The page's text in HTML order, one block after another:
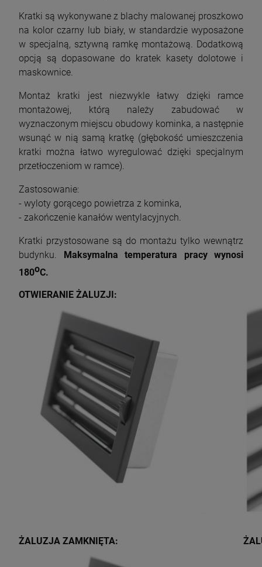
Kratki są wykonywane z blachy malowanej proszkowo
na kolor czarny lub biały, w standardzie wyposażone
w specjalną, sztywną ramkę montażową. Dodatkową
opcją są dopasowane do kratek kasety dolotowe i
maskownice.
Montaż kratki jest niezwykle łatwy dzięki ramce
montażowej, którą należy zabudować w
wyznaczonym miejscu obudowy kominka, a następnie
wsunąć w nią samą kratkę (głębokość umieszczenia
kratki można łatwo wyregulować dzięki specjalnym
przetłoczeniom w ramce).
Zastosowanie:
- wyloty gorącego powietrza z kominka,
- zakończenie kanałów wentylacyjnych.
Kratki przystosowane są do montażu tylko wewnątrz
budynku.
Maksymalna temperatura pracy wynosi
180oC.
OTWIERANIE ŻALUZJI:
ŻALUZJA ZAMKNIĘTA: